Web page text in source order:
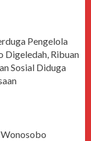
Pengelola
Digeledah, Ribuan
Sosial Diduga